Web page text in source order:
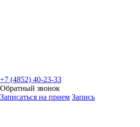
+7 (4852) 40-23-33
Обратный звонок
Записаться на прием Запись